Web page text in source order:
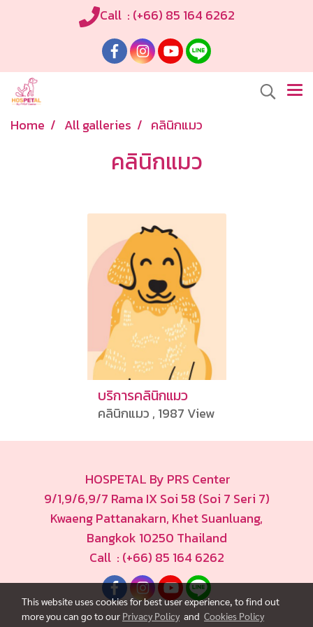
Call : (+66) 85 164 6262
Home All galleries คลินิกแมว
คลินิกแมว
บริการคลินิกแมว
คลินิกแมว , 1987 View
HOSPETAL By PRS Center
9/1,9/6,9/7 Rama IX Soi 58 (Soi 7 Seri 7)
Kwaeng Pattanakarn, Khet Suanluang,
Bangkok 10250 Thailand
Call : (+66) 85 164 6262
This website uses cookies for best user experience, to find out
more you can go to our Privacy Policy and Cookies Policy